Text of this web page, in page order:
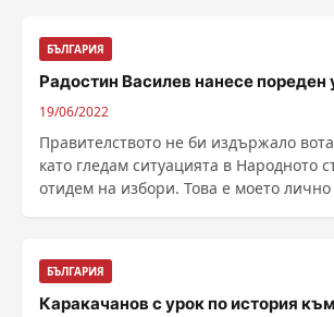
БЪЛГАРИЯ
Радостин Василев нанесе пореден
19/06/2022
Правителството не би издържало
като гледам ситуацията в Народното
отидем на избори. Това е моето
БЪЛГАРИЯ
Каракачанов с урок по история